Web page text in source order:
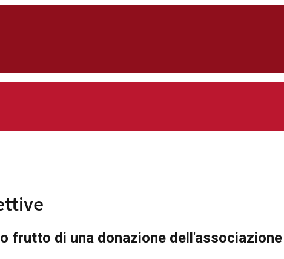
di una donazione dell'associazione